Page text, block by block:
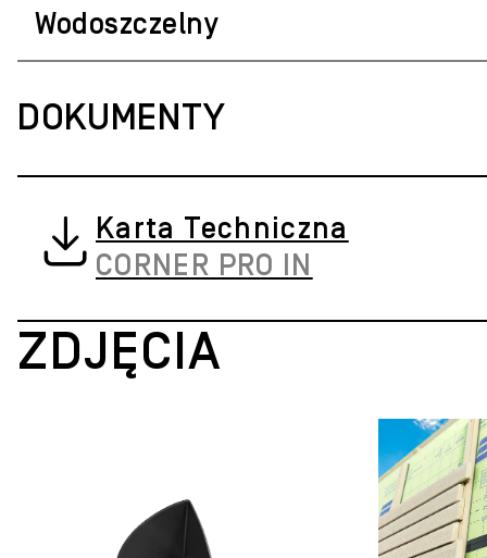
Wodoszczelny
DOKUMENTY
Karta Techniczna
CORNER PRO IN
ZDJĘCIA